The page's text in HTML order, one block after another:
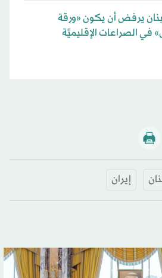
يرفض أن يكون «ورقة
في الصراعات الإقليميَّة
إيران